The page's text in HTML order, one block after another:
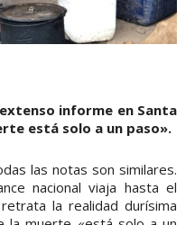
informe en Santa
está solo a un paso».
las notas son similares.
nacional viaja hasta el
la realidad durísima